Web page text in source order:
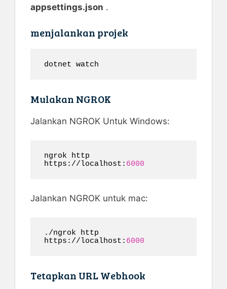
appsettings.json .
menjalankan projek
dotnet watch
Mulakan NGROK
Jalankan NGROK Untuk Windows:
ngrok http
https://localhost: 6000
Jalankan NGROK untuk mac:
./ngrok http
https://localhost: 6000
Tetapkan URL Webhook